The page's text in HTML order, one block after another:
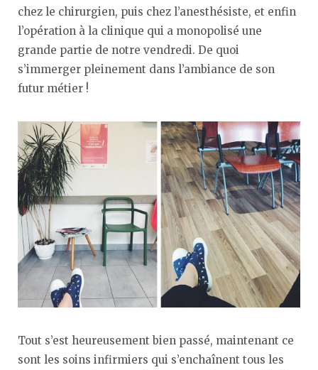
chez le chirurgien, puis chez l’anesthésiste, et enfin
l’opération à la clinique qui a monopolisé une
grande partie de notre vendredi. De quoi
s’immerger pleinement dans l’ambiance de son
futur métier !
Tout s’est heureusement bien passé, maintenant ce
sont les soins infirmiers qui s’enchaînent tous les